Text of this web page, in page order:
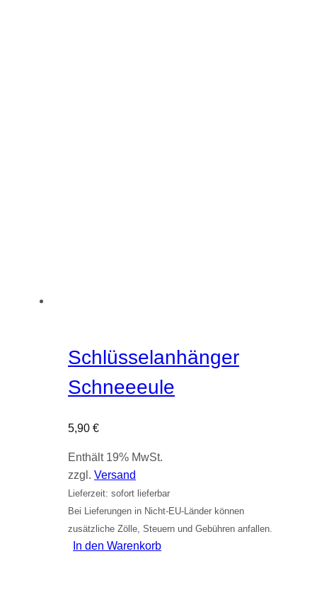
Schlüsselanhänger
Schneeeule
5,90 €
Enthält 19% MwSt.
zzgl. Versand
Lieferzeit: sofort lieferbar
Bei Lieferungen in Nicht-EU-Länder können
zusätzliche Zölle, Steuern und Gebühren anfallen.
In den Warenkorb